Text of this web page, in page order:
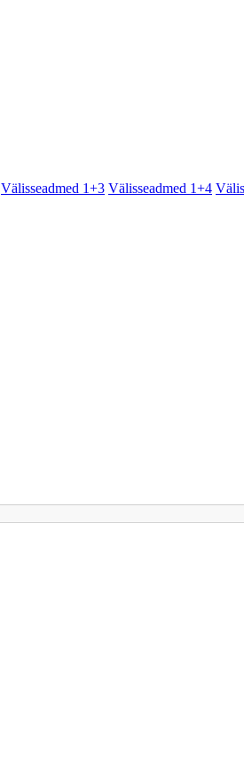
Välisseadmed 1+3 Välisseadmed 1+4